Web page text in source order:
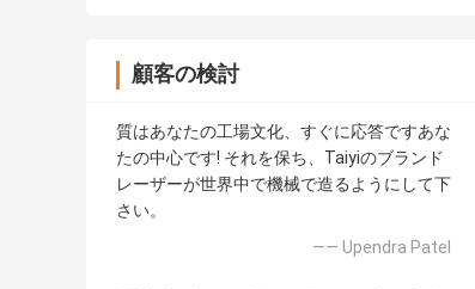
顧客の検討
質はあなたの工場文化、すぐに応答ですあな
たの中心です! それを保ち、Taiyiのブランド
レーザーが世界中で機械で造るようにして下
さい。
—— Upendra Patel